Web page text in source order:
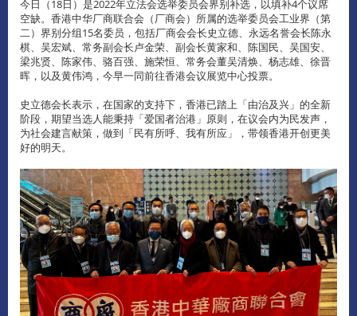
今日（18日）是2022年立法会选举委员会界别补选，以填补4个议席
空缺。香港中华厂商联合会（厂商会）所属的选举委员会工业界（第
二）界别分组15名委员，包括厂商会会长史立德、永远名誉会长陈永
棋、吴宏斌、常务副会长卢金荣、副会长黄家和、陈国民、吴国安、
梁兆贤、陈家伟、骆百强、施荣恒、常务会董吴清焕、杨志雄、徐晋
晖，以及黄伟鸿，今早一同前往香港会议展览中心投票。
史立德会长表示，在国家的支持下，香港已踏上「由治及兴」的全新
阶段，期望当选人能秉持「爱国者治港」原则，在议会内为民发声，
为社会建言献策，做到「民有所呼、我有所应」，带领香港开创更美
好的明天。